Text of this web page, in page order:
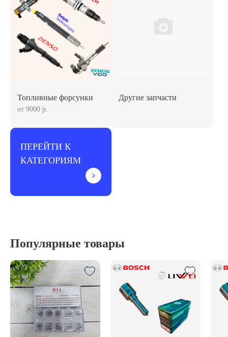
Топливные форсунки
от 9000 р.
Другие запчасти
ПЕРЕЙТИ К
КАТЕГОРИЯМ
Популярные товары